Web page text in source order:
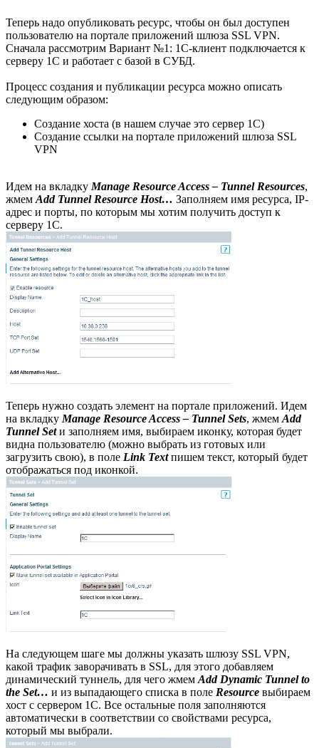
Теперь надо опубликовать ресурс, чтобы он был доступен
пользователю на портале приложений шлюза SSL VPN.
Сначала рассмотрим Вариант №1: 1С-клиент подключается к
серверу 1С и работает с базой в СУБД.
Процесс создания и публикации ресурса можно описать
следующим образом:
Создание хоста (в нашем случае это сервер 1С)
Создание ссылки на портале приложений шлюза SSL
VPN
Идем на вкладку Manage Resource Access – Tunnel Resources,
жмем Add Tunnel Resource Host… Заполняем имя ресурса, IP-
адрес и порты, по которым мы хотим получить доступ к
серверу 1С.
Теперь нужно создать элемент на портале приложений. Идем
на вкладку Manage Resource Access – Tunnel Sets, жмем Add
Tunnel Setи заполняем имя, выбираем иконку, которая будет
видна пользователю (можно выбрать из готовых или
загрузить свою), в поле Link Textпишем текст, который будет
отображаться под иконкой.
На следующем шаге мы должны указать шлюзу SSL VPN,
какой трафик заворачивать в SSL, для этого добавляем
динамический туннель, для чего жмем Add Dynamic Tunnel to
the Set… и из выпадающего списка в поле Resource выбираем
хост с сервером 1С. Все остальные поля заполняются
автоматически в соответствии со свойствами ресурса,
который мы выбрали.